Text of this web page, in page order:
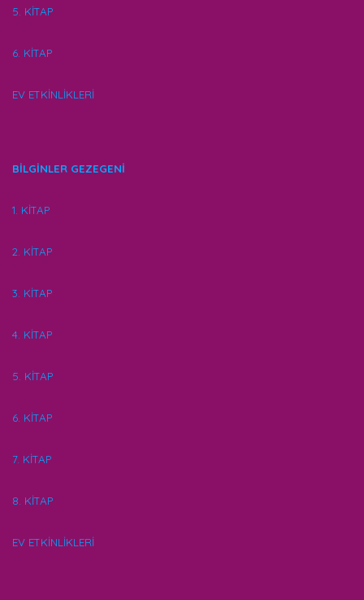
5. KİTAP
6. KİTAP
EV ETKİNLİKLERİ
BİLGİNLER GEZEGENİ
1. KİTAP
2. KİTAP
3. KİTAP
4. KİTAP
5. KİTAP
6. KİTAP
7. KİTAP
8. KİTAP
EV ETKİNLİKLERİ